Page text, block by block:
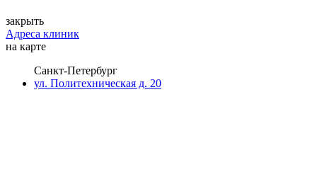
закрыть
Адреса клиник
на карте
Санкт-Петербург
ул. Политехническая д. 20